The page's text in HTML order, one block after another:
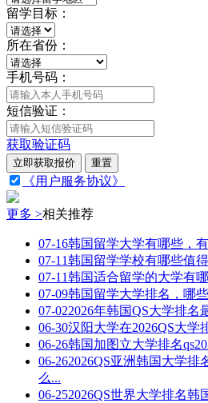
留学目标：
所在省份：
手机号码：
短信验证：
获取验证码
立即获取报价 重置
《用户服务协议》
更多 >相关推荐
07-16韩国留学大学有哪些，
07-11韩国留学学校有哪些值
07-11韩国适合留学的大学有
07-09韩国留学大学排名，哪
07-022026年韩国QS大学排名
06-30汉阳大学在2026QS大学
06-26韩国加图立大学排名
06-262026QS亚洲韩国大学排
么...
06-252026QS世界大学排名韩